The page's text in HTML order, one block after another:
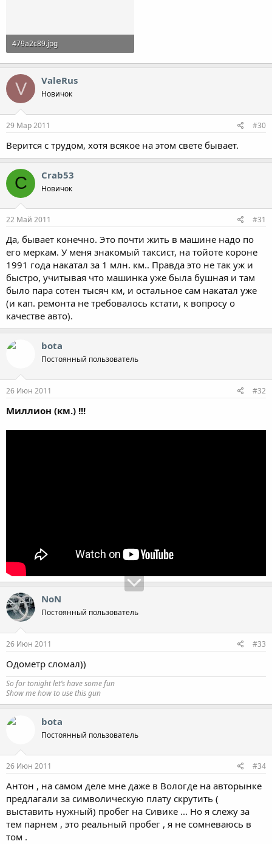
479a2c89.jpg
40,1 KB · Просмотры: 119
V ValeRus
Новичок
29 Мар 2011 #30
Верится с трудом, хотя всякое на этом свете бывает.
C Crab53
Новичок
22 Май 2011 #31
Да, бывает конечно. Это почти жить в машине надо по
его меркам. У меня знакомый таксист, на тойоте короне
1991 года накатал за 1 млн. км.. Правда это не так уж и
быстро, учитывая что машинка уже была бушная и там
было пара сотен тысяч км, и остальное сам накатал уже
(и кап. ремонта не требовалось кстати, к вопросу о
качестве авто).
bota
Постоянный пользователь
26 Июн 2011 #32
Миллион (км.) !!!
NoN
Постоянный пользователь
26 Июн 2011 #33
Одометр сломал))
So for tonight let’s have some fun
Show me how to use this gun
bota
Постоянный пользователь
26 Июн 2011 #34
Антон , на самом деле мне даже в Вологде на авторынке
предлагали за символическую плату скрутить (
выставить нужный) пробег на Сивике ... Но я слежу за
тем парнем , это реальный пробег , я не сомневаюсь в
том .